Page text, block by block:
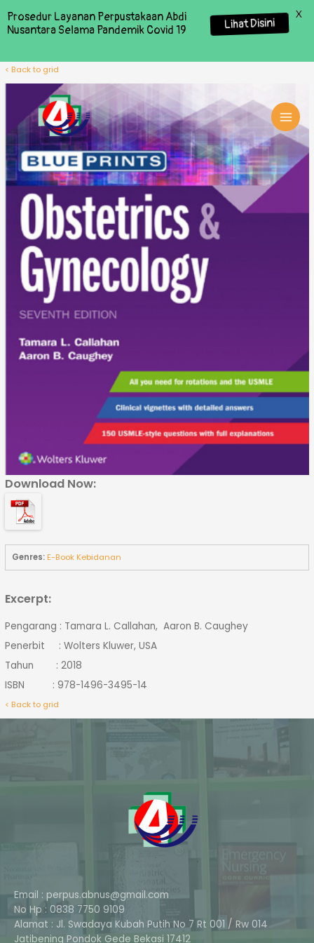
< Back to grid
Download Now:
Genres:E-Book Kebidanan
Excerpt:
Pengarang : Tamara L. Callahan, Aaron B. Caughey
Penerbit : Wolters Kluwer, USA
Tahun : 2018
ISBN : 978-1496-3495-14
< Back to grid
Email : perpus.abnus@gmail.com
No Hp : 0838 7750 9109
Alamat : Jl. Swadaya Kubah Putih No 7 Rt 001 / Rw 014
Jatibening Pondok Gede Bekasi 17412
Prosedur Layanan Perpustakaan Abdi
Nusantara Selama Pandemik Covid 19
Lihat Disini
X